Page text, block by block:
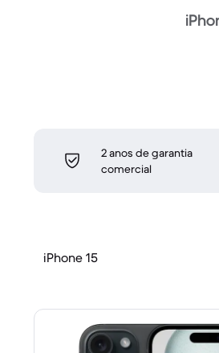
2 anos de garantia
comercial
iPhone 15